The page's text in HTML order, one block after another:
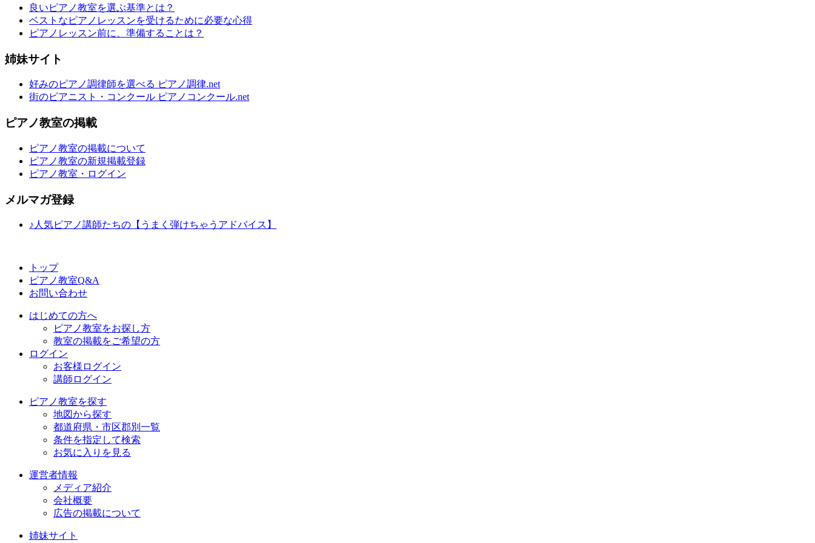
良いピアノ教室を選ぶ基準とは？
ベストなピアノレッスンを受けるために必要な心得
ピアノレッスン前に、準備することは？
姉妹サイト
好みのピアノ調律師を選べる ピアノ調律.net
街のピアニスト・コンクール ピアノコンクール.net
ピアノ教室の掲載
ピアノ教室の掲載について
ピアノ教室の新規掲載登録
ピアノ教室・ログイン
メルマガ登録
♪人気ピアノ講師たちの【うまく弾けちゃうアドバイス】
トップ
ピアノ教室Q&A
お問い合わせ
はじめての方へ
ピアノ教室をお探し方
教室の掲載をご希望の方
ログイン
お客様ログイン
講師ログイン
ピアノ教室を探す
地図から探す
都道府県・市区郡別一覧
条件を指定して検索
お気に入りを見る
運営者情報
メディア紹介
会社概要
広告の掲載について
姉妹サイト